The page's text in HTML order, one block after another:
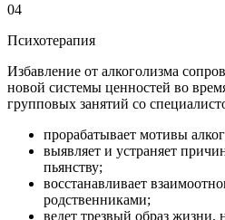
04
Психотерапия
Избавление от алкоголизма
новой системы ценностей во
групповых занятий со
прорабатывает мотивы
выявляет и устраняет
пьянству;
восстанавливает
родственниками;
ведет трезвый образ жизни,